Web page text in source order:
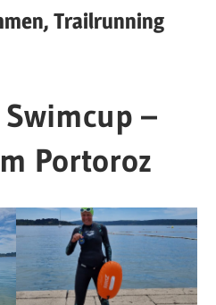
Trailrunning
–
Portoroz